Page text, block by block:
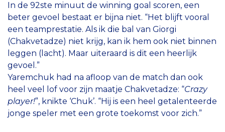
In de 92ste minuut de winning goal scoren, een
beter gevoel bestaat er bijna niet. “Het blijft vooral
een teamprestatie. Als ik die bal van Giorgi
(Chakvetadze) niet krijg, kan ik hem ook niet binnen
leggen (lacht). Maar uiteraard is dit een heerlijk
gevoel.”
Yaremchuk had na afloop van de match dan ook
heel veel lof voor zijn maatje Chakvetadze: “Crazy
player!”, knikte ‘Chuk’. “Hij is een heel getalenteerde
jonge speler met een grote toekomst voor zich.”